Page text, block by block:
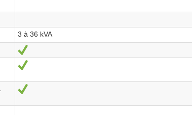
3 à 36 kVA
Ja
Ja
Ja